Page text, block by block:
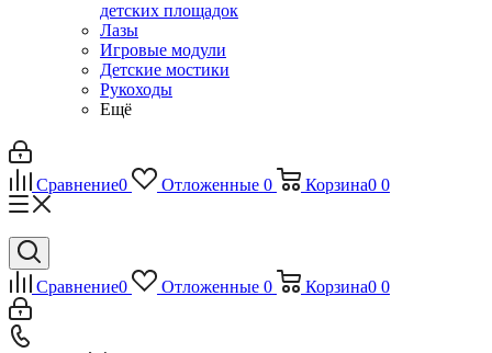
детских площадок
Лазы
Игровые модули
Детские мостики
Рукоходы
Ещё
Сравнение0 Отложенные 0 Корзина0 0
Сравнение0 Отложенные 0 Корзина0 0